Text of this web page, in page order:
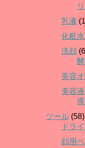
乳液
化粧水
洗顔
美容
美容液
ツール (58)
ドラ
顔用